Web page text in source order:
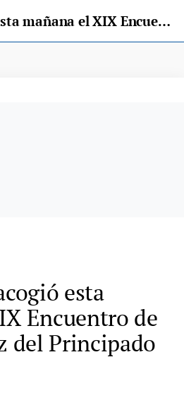
Ribadesella acogió esta mañana el XIX Encuentro de Jueces de Paz del Principado de Asturias
esta
Encuentro de
del Principado